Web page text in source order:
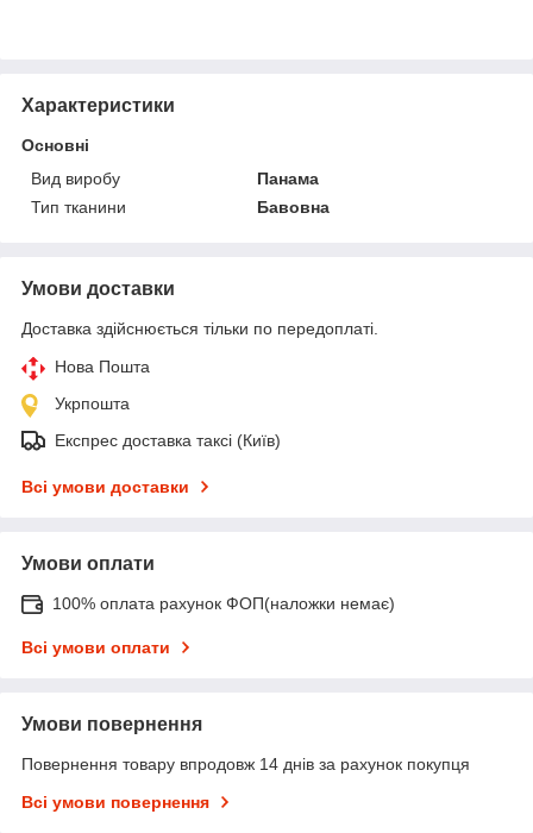
Характеристики
Основні
Вид виробу
Панама
Тип тканини
Бавовна
Умови доставки
Доставка здійснюється тільки по передоплаті.
Нова Пошта
Укрпошта
Експрес доставка таксі (Київ)
Всі умови доставки
Умови оплати
100% оплата рахунок ФОП(наложки немає)
Всі умови оплати
Умови повернення
Повернення товару впродовж 14 днів за рахунок покупця
Всі умови повернення